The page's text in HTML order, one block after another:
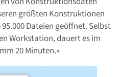
größten Konstruktionen
Dateien geöffnet. Selbst
Workstation, dauert es im
20 Minuten.«